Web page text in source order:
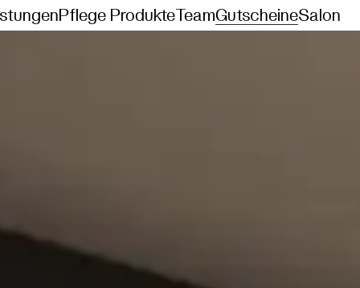
Pflege ProdukteTeamGutscheineSalon